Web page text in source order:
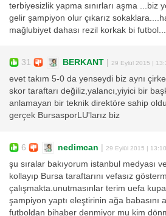
terbiyesizlik yapma sınırları aşma ...biz
gelir şampiyon olur çıkarız
mağlubiyet dahası rezil korkak bi
31 BERKANT | 29 Eylül 2015 |
evet takım 5-0 da yenseydi biz aynı
skor taraftarı değiliz,yalancı,yiyici bir
anlamayan bir teknik direktöre sahip
gerçek BursasporLU'larız biz
6 nedimcan | 29 Eylül 2015 | 13:10
şu sıralar bakıyorum istanbul medyası
kollayıp Bursa taraftarını vefasız
çalışmakta.unutmasınlar terim uefa
şampiyon yaptı eleştirinin ağa babasını
futboldan bihaber denmiyor mu kim